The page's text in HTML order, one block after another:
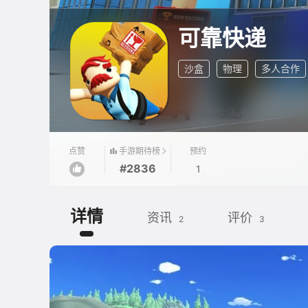
可靠快递
沙盒 物理 多人合作
点赞 手游期待榜
#2836
预约
1
详情 资讯 2 评价 3